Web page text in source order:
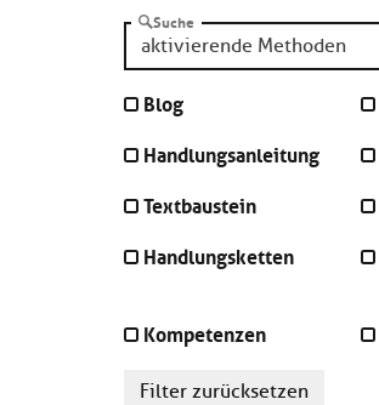
Suche
Blog
Handlungsanleitung
Textbaustein
Handlungsketten
Kompetenzen
Filter zurücksetzen